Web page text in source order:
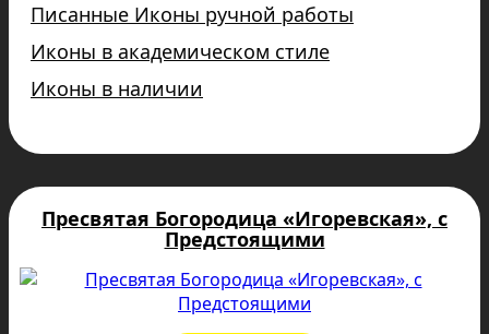
Писанные Иконы ручной работы
Иконы в академическом стиле
Иконы в наличии
Пресвятая Богородица «Игоревская», с
Предстоящими